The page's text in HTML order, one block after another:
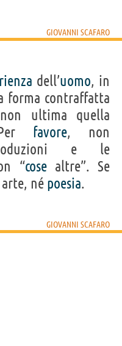
GIOVANNI SCAFARO
dell’uomo, in
forma contraffatta
ultima quella
favore, non
e le
“cosealtre”. Se
né poesia.
GIOVANNI SCAFARO